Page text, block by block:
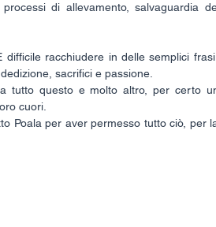
di allevamento, salvaguardia
racchiudere in delle semplici
sacrifici e passione.
tutto questo e molto altro, per certo
cuori.
Poala per aver permesso tutto ciò, per